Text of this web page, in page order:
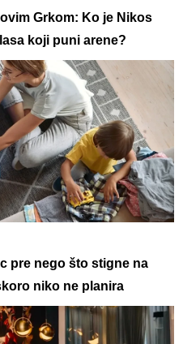
Grkom: Ko je Nikos
koji puni arene?
pre nego što stigne na
niko ne planira